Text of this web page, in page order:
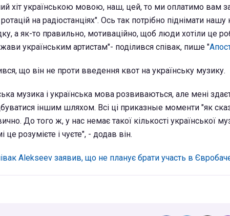
хіт українською мовою, наш, цей, то ми оплатимо вам
на радіостанціях". Ось так потрібно піднімати нашу
а як-то правильно, мотиваційно, щоб люди хотіли це
українським артистам"- поділився співак, пише "
що він не проти введення квот на українську музику.
музика і українська мова розвиваються, але мені
іншим шляхом. Всі ці приказные моменти "як
До того ж, у нас немає такої кількості української
це розумієте і чуєте", - додав він.
Alekseev заявив, що не планує брати участь в